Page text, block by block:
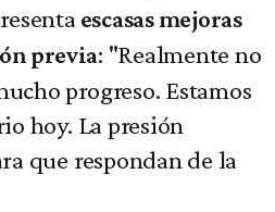
escasas mejoras
previa: "Realmente no
progreso. Estamos
hoy. La presión
que respondan de la